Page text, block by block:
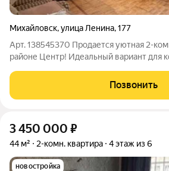
Михайловск,улица Ленина,177
Арт. 138545370 Продается уютная 2-
районе Центр! Идеальный вариант для
молодой пары с ребенком .
Позвонить
3 450 000 ₽
44 м² 2-комн. квартира 4 этаж из 6
новостройка